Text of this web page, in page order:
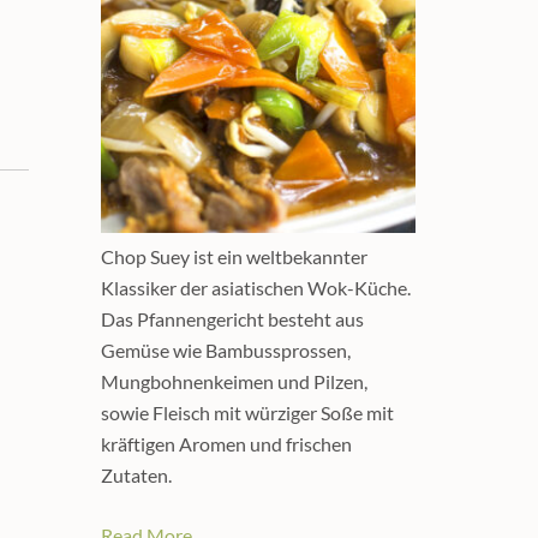
Chop Suey ist ein weltbekannter
Klassiker der asiatischen Wok-Küche.
Das Pfannengericht besteht aus
Gemüse wie Bambussprossen,
Mungbohnenkeimen und Pilzen,
sowie Fleisch mit würziger Soße mit
kräftigen Aromen und frischen
Zutaten.